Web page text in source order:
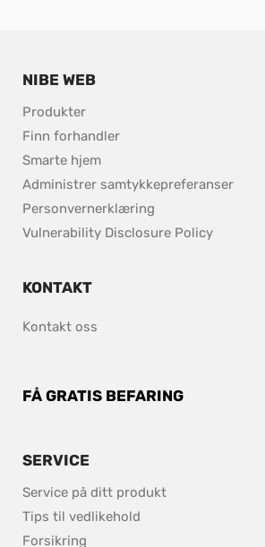
NIBE WEB
Produkter
Finn forhandler
Smarte hjem
Administrer samtykkepreferanser
Personvernerklæring
Vulnerability Disclosure Policypdf,
KONTAKT
Kontakt oss
FÅ GRATIS BEFARING
SERVICE
Service på ditt produkt
Tips til vedlikehold
Forsikring